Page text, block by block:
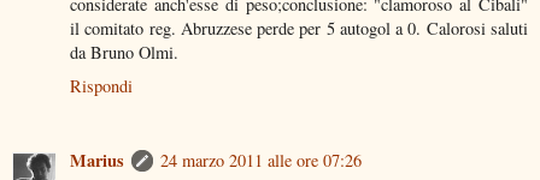
il comitato reg. Abruzzese perde per 5 autogol a 0. Calorosi saluti
da Bruno Olmi.
Rispondi
Marius 24 marzo 2011 alle ore 07:26